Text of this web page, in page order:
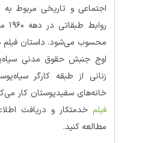
اجتماعی و تاریخی مربوط
محسوب می‌شود. داستان فیلم
اوج جنبش حقوق مدنی
زنانی از طبقه کارگر
خانه‌های سفیدپوستان کار
فیلم خدمتکار و دریافت
مطالعه کنید.